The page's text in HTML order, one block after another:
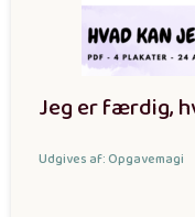
Jeg er færdig,
Udgives af: Opgavemagi